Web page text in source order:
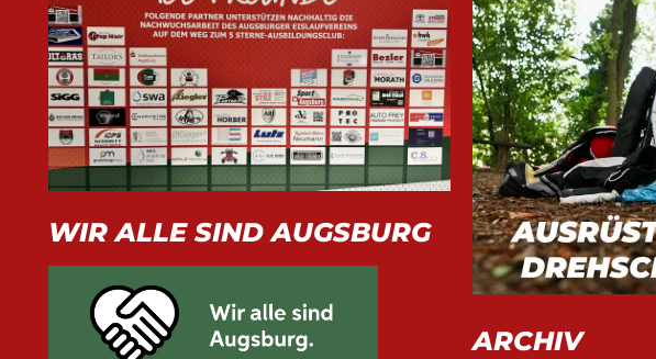
WIR ALLE SIND AUGSBURG
ARCHIV